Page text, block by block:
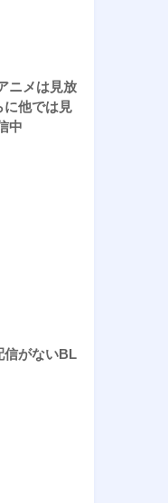
ニメは見放
に他では見
中
信がないBL